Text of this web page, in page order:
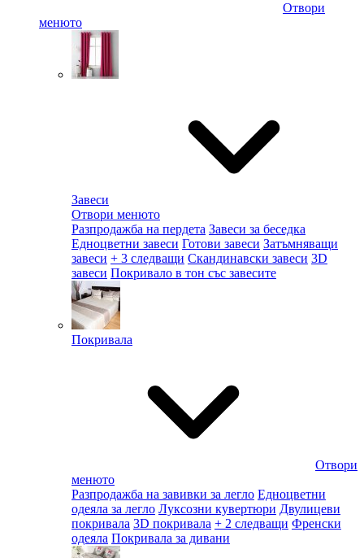
Отвори
менюто
Завеси
Отвори менюто
Разпродажба на пердета Завеси за беседка
Едноцветни завеси Готови завеси Затъмняващи
завеси + 3 следващи Скандинавски завеси 3D
завеси Покривало в тон със завесите
Покривала
Отвори
менюто
Разпродажба на завивки за легло Едноцветни
одеяла за легло Луксозни кувертюри Двулицеви
покривала 3D покривала + 2 следващи Френски
одеяла Покривала за дивани